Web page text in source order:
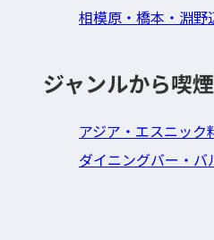
相模原・橋本・淵野
ジャンルから喫
アジア・エスニック
ダイニングバー・バ